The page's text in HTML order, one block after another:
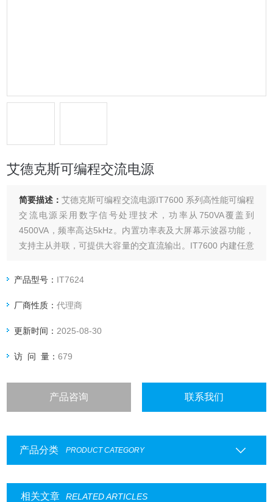
艾德克斯可编程交流电源
简要描述：艾德克斯可编程交流电源IT7600 系列高性能可编程
交流电源采用数字信号处理技术，功率从750VA覆盖到
4500VA，频率高达5kHz。内置功率表及大屏幕示波器功能，
支持主从并联，可提供大容量的交直流输出。IT7600 内建任意
量及分析功能。
产品型号： IT7624
厂商性质：代理商
更新时间： 2025-08-30
访 问 量：679
产品咨询 联系我们
产品分类 PRODUCT CATEGORY
相关文章 RELATED ARTICLES